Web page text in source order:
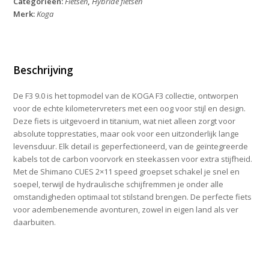
2026
aantal
Merk:Koga
Beschrijving
De F3 9.0 is het topmodel van de KOGA F3 collectie, ontworpen
voor de echte kilometervreters met een oog voor stijl en design.
Deze fiets is uitgevoerd in titanium, wat niet alleen zorgt voor
absolute topprestaties, maar ook voor een uitzonderlijk lange
levensduur. Elk detail is geperfectioneerd, van de geïntegreerde
kabels tot de carbon voorvork en steekassen voor extra stijfheid.
Met de Shimano CUES 2×11 speed groepset schakel je snel en
soepel, terwijl de hydraulische schijfremmen je onder alle
omstandigheden optimaal tot stilstand brengen. De perfecte fiets
voor adembenemende avonturen, zowel in eigen land als ver
daarbuiten.